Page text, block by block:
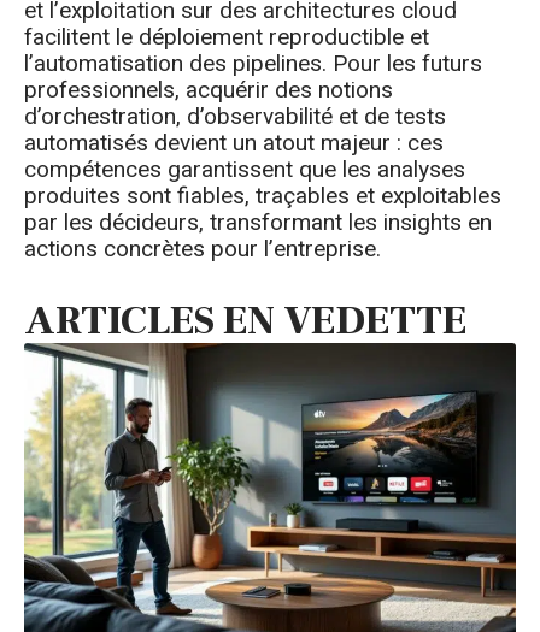
et l’exploitation sur des architectures cloud
facilitent le déploiement reproductible et
l’automatisation des pipelines. Pour les futurs
professionnels, acquérir des notions
d’orchestration, d’observabilité et de tests
automatisés devient un atout majeur : ces
compétences garantissent que les analyses
produites sont fiables, traçables et exploitables
par les décideurs, transformant les insights en
actions concrètes pour l’entreprise.
ARTICLES EN VEDETTE